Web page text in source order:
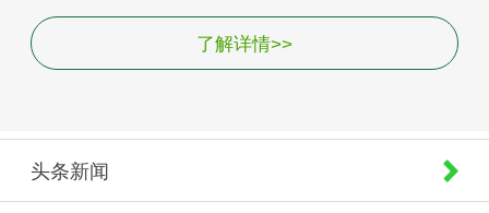
了解详情>>
头条新闻